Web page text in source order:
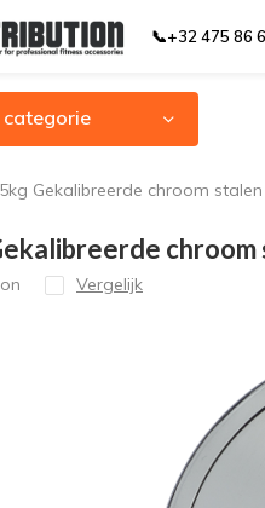
📞+32 475 86
categorie
Gekalibreerde chroom
Vergelijk